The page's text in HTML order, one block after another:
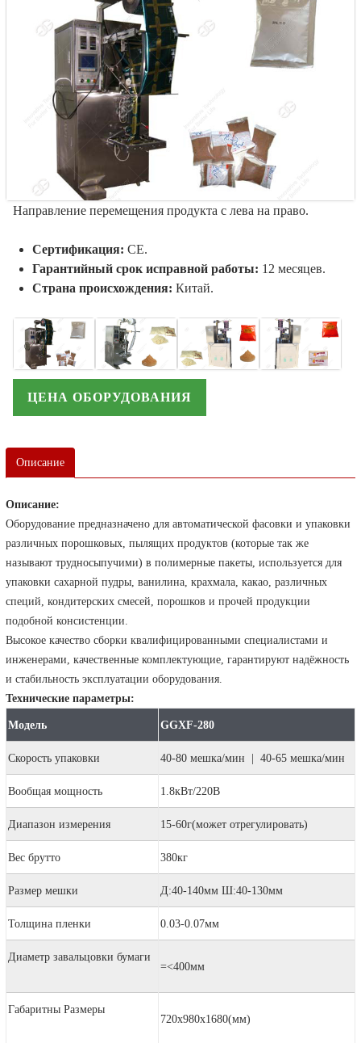
Направление перемещения продукта с лева на право.
Сертификация: CE.
Гарантийный срок исправной работы: 12 месяцев.
Страна происхождения: Китай.
ЦЕНА ОБОРУДОВАНИЯ
Описание
Описание:
Оборудование предназначено для автоматической фасовки и упаковки
различных порошковых, пылящих продуктов (которые так же
называют трудносыпучими) в полимерные пакеты, используется для
упаковки сахарной пудры, ванилина, крахмала, какао, различных
специй, кондитерских смесей, порошков и прочей продукции
подобной консистенции.
Высокое качество сборки квалифицированными специалистами и
инженерами, качественные комплектующие, гарантируют надёжность
и стабильность эксплуатации оборудования.
Технические параметры:
Модель GGXF-280
Скорость упаковки 40-80 мешка/мин | 40-65 мешка/мин
Вообщая мощность 1.8кВт/220В
Диапазон измерения 15-60г(может отрегулировать)
Вес брутто 380кг
Размер мешки Д:40-140мм Ш:40-130мм
Толщина пленки 0.03-0.07мм
Диаметр завальцовки бумаги
=<400мм
Габаритны Размеры
720x980x1680(мм)